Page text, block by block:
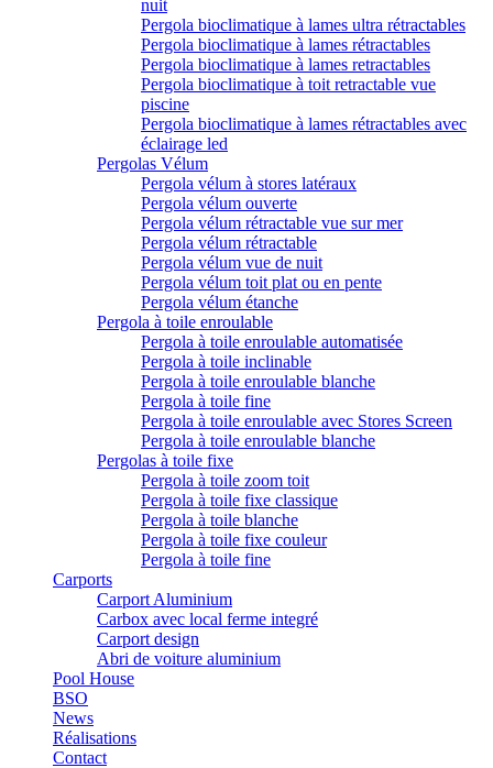
nuit
Pergola bioclimatique à lames ultra rétractables
Pergola bioclimatique à lames rétractables
Pergola bioclimatique à lames retractables
Pergola bioclimatique à toit retractable vue
piscine
Pergola bioclimatique à lames rétractables avec
éclairage led
Pergolas Vélum
Pergola vélum à stores latéraux
Pergola vélum ouverte
Pergola vélum rétractable vue sur mer
Pergola vélum rétractable
Pergola vélum vue de nuit
Pergola vélum toit plat ou en pente
Pergola vélum étanche
Pergola à toile enroulable
Pergola à toile enroulable automatisée
Pergola à toile inclinable
Pergola à toile enroulable blanche
Pergola à toile fine
Pergola à toile enroulable avec Stores Screen
Pergola à toile enroulable blanche
Pergolas à toile fixe
Pergola à toile zoom toit
Pergola à toile fixe classique
Pergola à toile blanche
Pergola à toile fixe couleur
Pergola à toile fine
Carports
Carport Aluminium
Carbox avec local ferme integré
Carport design
Abri de voiture aluminium
Pool House
BSO
News
Réalisations
Contact